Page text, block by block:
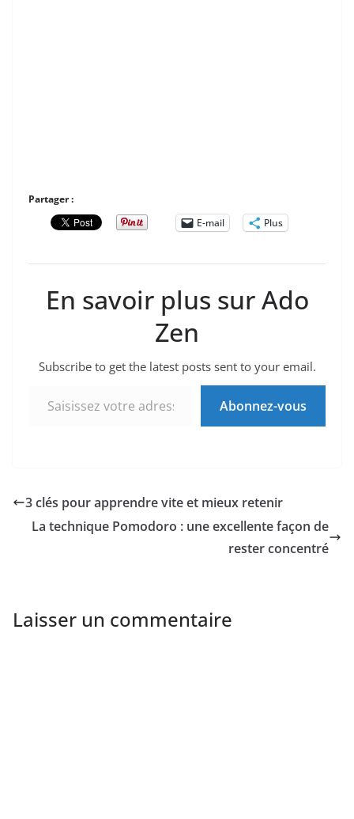
Partager :
E-mail
Plus
En savoir plus sur Ado
Zen
Subscribe to get the latest posts sent to your email.
Abonnez-vous
3 clés pour apprendre vite et mieux retenir
La technique Pomodoro : une excellente façon de
rester concentré
Laisser un commentaire